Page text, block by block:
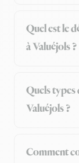
Quel est le
à Valuéjols ?
Quels
Valuéjols ?
Comment